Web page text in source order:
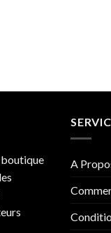
boutique
A